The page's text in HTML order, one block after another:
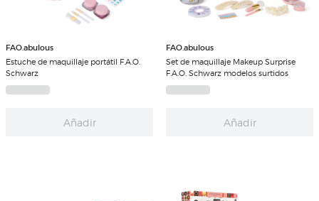
FAO.abulous
Estuche de maquillaje portátil F.A.O.
Schwarz
Añadir
FAO.abulous
Set de maquillaje Makeup Surprise
F.A.O. Schwarz modelos surtidos
Añadir